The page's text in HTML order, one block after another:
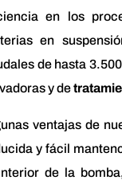
en los
en
de hasta
y de
ventajas de
y fácil
de la